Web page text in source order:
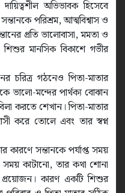
অভিভাবক হিসেবে
পরিশ্রম, আত্মবিশ্বাস ও
প্রতি ভালোবাসা, মমতা ও
শিশুর মানসিক বিকাশে গভীর
চরিত্র গঠনেও পিতা-মাতার
ভালো-মন্দের পার্থক্য বোঝান
করতে শেখান। পিতা-মাতার
করে তোলে এবং তার স্বপ্ন
কারণে সন্তানকে পর্যাপ্ত সময়
সময় কাটানো, তার কথা শোনা
প্রয়োজন। কারণ একটি শিশুর